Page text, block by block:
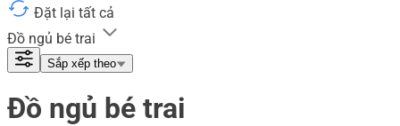
Đặt lại tất cả
Đồ ngủ bé trai
Sắp xếp theo
Đồ ngủ bé trai